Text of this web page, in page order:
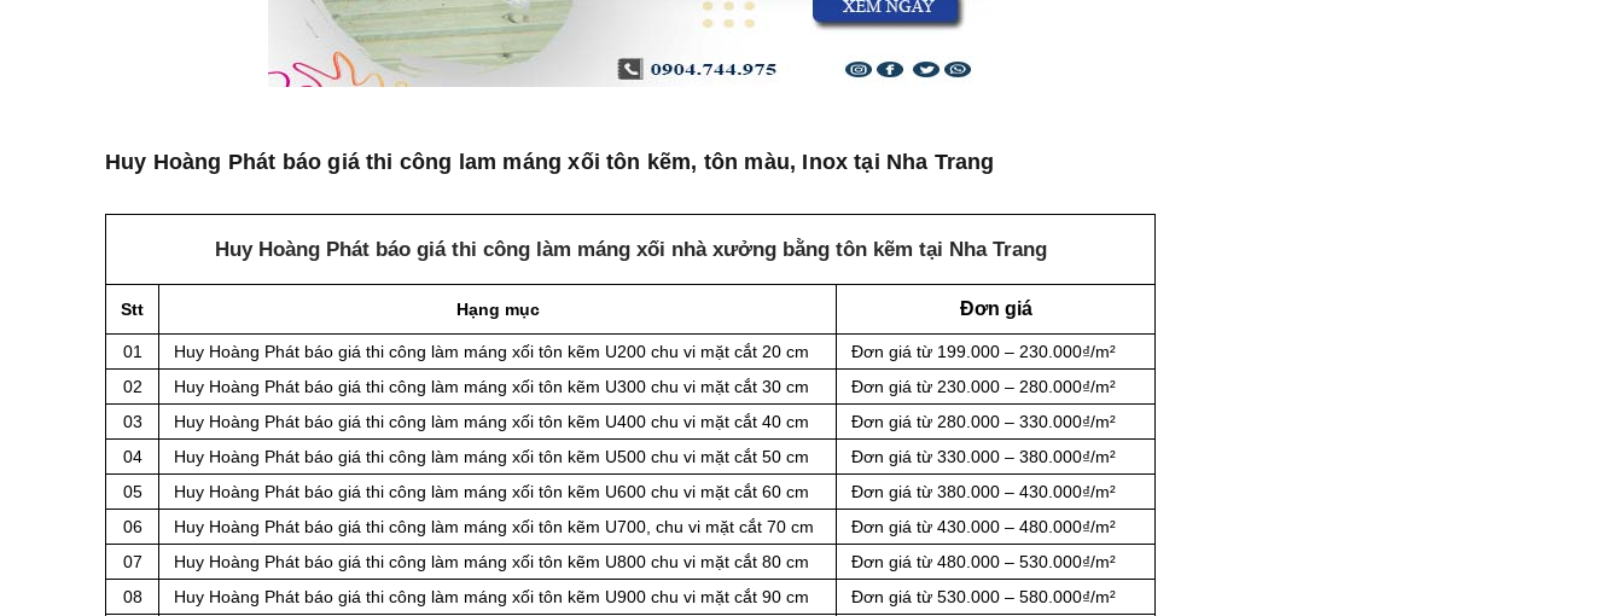
Huy Hoàng Phát báo giá thi công lam máng xối tôn kẽm, tôn màu, Inox tại Nha Trang
Huy Hoàng Phát báo giá thi công làm máng xối nhà xưởng bằng tôn kẽm tại Nha Trang
Stt Hạng mục Đơn giá
01 Huy Hoàng Phát báo giá thi công làm máng xối tôn kẽm U200 chu vi mặt cắt 20 cm
Đơn giá từ 199.000 – 230.000₫/m²
02
Huy Hoàng Phát báo giá thi công làm máng xối tôn kẽm U300 chu vi mặt cắt 30 cm
Đơn giá từ 230.000 – 280.000₫/m²
03
Huy Hoàng Phát báo giá thi công làm máng xối tôn kẽm U400 chu vi mặt cắt 40 cm
Đơn giá từ 280.000 – 330.000₫/m²
04
Huy Hoàng Phát báo giá thi công làm máng xối tôn kẽm U500 chu vi mặt cắt 50 cm
Đơn giá từ 330.000 – 380.000₫/m²
05
Huy Hoàng Phát báo giá thi công làm máng xối tôn kẽm U600 chu vi mặt cắt 60 cm
Đơn giá từ 380.000 – 430.000₫/m²
06
Huy Hoàng Phát báo giá thi công làm máng xối tôn kẽm U700, chu vi mặt cắt 70 cm
Đơn giá từ 430.000 – 480.000₫/m²
07
Huy Hoàng Phát báo giá thi công làm máng xối tôn kẽm U800 chu vi mặt cắt 80 cm
Đơn giá từ 480.000 – 530.000₫/m²
08
Huy Hoàng Phát báo giá thi công làm máng xối tôn kẽm U900 chu vi mặt cắt 90 cm
Đơn giá từ 530.000 – 580.000₫/m²